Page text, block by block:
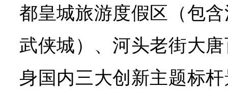
都皇城旅游度假区（包
武侠城）、河头老街大
身国内三大创新主题标